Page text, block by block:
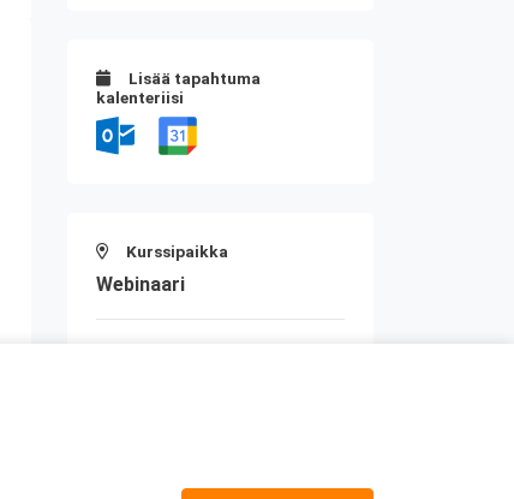
Lisää tapahtuma
kalenteriisi
Kurssipaikka
Webinaari